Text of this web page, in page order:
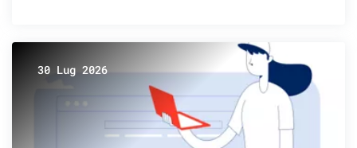
30 Lug 2026